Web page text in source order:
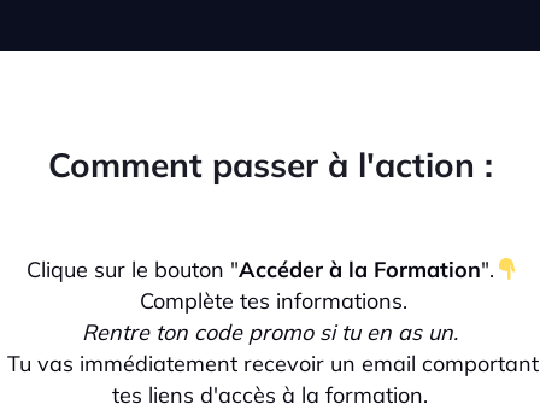
Comment passer à l'action :
Clique sur le bouton "Accéder à la Formation".
Complète tes informations.
Rentre ton code promo si tu en as un.
Tu vas immédiatement recevoir un email comportant
tes liens d'accès à la formation.